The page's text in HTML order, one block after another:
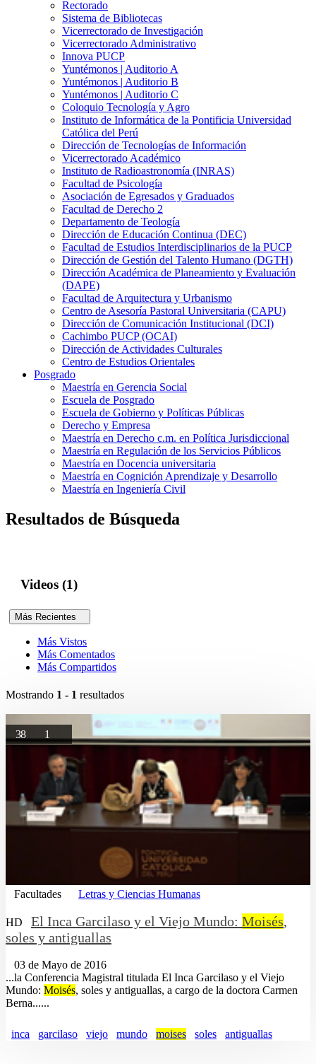
Rectorado
Sistema de Bibliotecas
Vicerrectorado de Investigación
Vicerrectorado Administrativo
Innova PUCP
Yuntémonos | Auditorio A
Yuntémonos | Auditorio B
Yuntémonos | Auditorio C
Coloquio Tecnología y Agro
Instituto de Informática de la Pontificia Universidad
Católica del Perú
Dirección de Tecnologías de Información
Vicerrectorado Académico
Instituto de Radioastronomía (INRAS)
Facultad de Psicología
Asociación de Egresados y Graduados
Facultad de Derecho 2
Departamento de Teología
Dirección de Educación Continua (DEC)
Facultad de Estudios Interdisciplinarios de la PUCP
Dirección de Gestión del Talento Humano (DGTH)
Dirección Académica de Planeamiento y Evaluación
(DAPE)
Facultad de Arquitectura y Urbanismo
Centro de Asesoría Pastoral Universitaria (CAPU)
Dirección de Comunicación Institucional (DCI)
Cachimbo PUCP (OCAI)
Dirección de Actividades Culturales
Centro de Estudios Orientales
Posgrado
Maestría en Gerencia Social
Escuela de Posgrado
Escuela de Gobierno y Políticas Públicas
Derecho y Empresa
Maestría en Derecho c.m. en Política Jurisdiccional
Maestría en Regulación de los Servicios Públicos
Maestría en Docencia universitaria
Maestría en Cognición Aprendizaje y Desarrollo
Maestría en Ingeniería Civil
Resultados de Búsqueda
Videos (1)
Más Recientes
Más Vistos
Más Comentados
Más Compartidos
Mostrando 1 - 1 resultados
38 1
Facultades Letras y Ciencias Humanas
HD El Inca Garcilaso y el Viejo Mundo: Moisés,
soles y antiguallas
03 de Mayo de 2016
...la Conferencia Magistral titulada El Inca Garcilaso y el Viejo
Mundo: Moisés, soles y antiguallas, a cargo de la doctora Carmen
Berna......
inca garcilaso viejo mundo moises soles antiguallas